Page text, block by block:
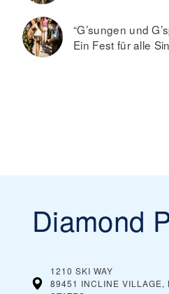
“G’sungen und
Ein Fest für alle
Diamond
1210 SKI WAY
89451 INCLINE VILLAGE,